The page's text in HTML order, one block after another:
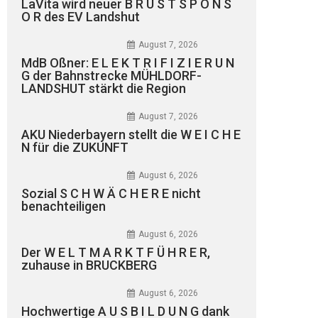
LaVita wird neuer B R U S T S P O N S
O R des EV Landshut
August 7, 2026
MdB Oßner: E L E K T R I F I Z I E R U N
G der Bahnstrecke MÜHLDORF-
LANDSHUT stärkt die Region
August 7, 2026
AKU Niederbayern stellt die W E I C H E
N für die ZUKUNFT
August 6, 2026
Sozial S C H W Ä C H E R E nicht
benachteiligen
August 6, 2026
Der W E L T M A R K T F Ü H R E R,
zuhause in BRUCKBERG
August 6, 2026
Hochwertige A U S B I L D U N G dank